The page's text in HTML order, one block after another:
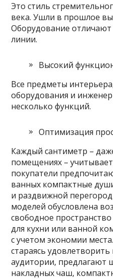
Это стиль
века. Ушли в прошлое
Оборудование
линии.
Высокий
Все предметы
оборудования и
несколько функций.
Оптимизация
Каждый сантиметр –
помещениях –
покупатели
ванных компактные
и раздвижной
моделей обусловлена
свободное
для кухни или ванной
с учетом экономии
стараясь
аудитории, предлагают
накладных чаш,